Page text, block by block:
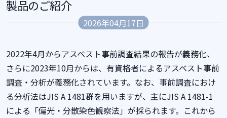
製品のご紹介
2026年04月17日
2022年4月からアスベスト事前調査結果の報告が義務化、
さらに2023年10月からは、有資格者によるアスベスト事前
調査・分析が義務化されています。なお、事前調査におけ
る分析法はJIS A 1481群を用いますが、主にJIS A 1481-1
による「偏光・分散染色観察法」が採られます。これから